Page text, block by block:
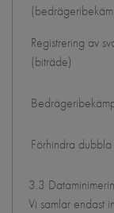
Registrering av
(biträde)
Förhindra dubbla
3.3
Vi samlar endast